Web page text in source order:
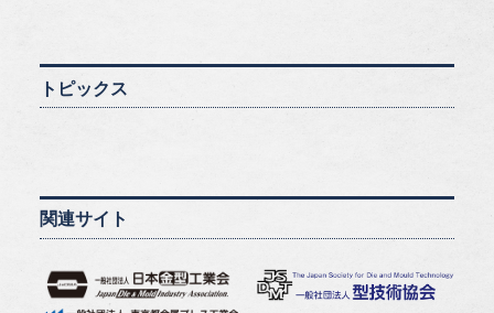
トピックス
関連サイト